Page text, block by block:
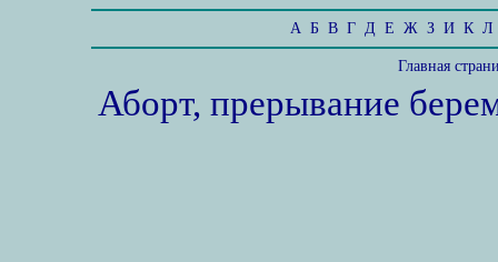
А Б В Г Д Е Ж З И К Л
Главная
Аборт, прерывание